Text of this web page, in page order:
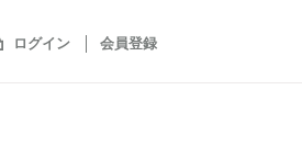
ログイン 会員登録